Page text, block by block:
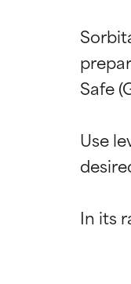
Safe
Use